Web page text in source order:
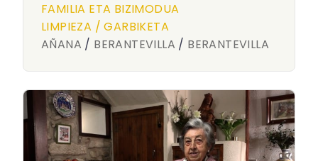
FAMILIA ETA BIZIMODUA
LIMPIEZA / GARBIKETA
AÑANA / BERANTEVILLA / BERANTEVILLA